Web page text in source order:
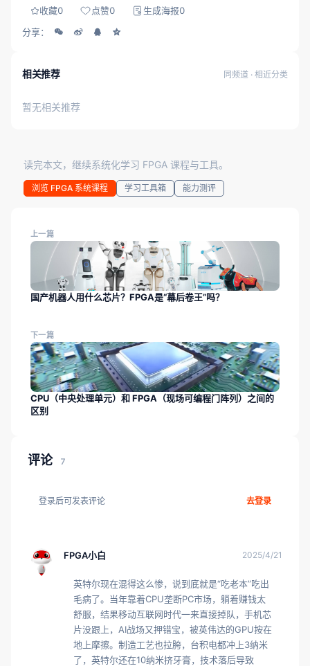
收藏0 点赞0 生成海报0
分享：
相关推荐 同频道 · 相近分类
暂无相关推荐
读完本文，继续系统化学习 FPGA 课程与工具。
浏览 FPGA 系统课程 学习工具箱 能力测评
上一篇
国产机器人用什么芯片？FPGA是“幕后卷王”吗？
下一篇
CPU（中央处理单元）和 FPGA（现场可编程门阵列）之间的
区别
评论 7
登录后可发表评论 去登录
FPGA小白 2025/4/21
英特尔现在混得这么惨，说到底就是“吃老本”吃出
毛病了。当年靠着CPU垄断PC市场，躺着赚钱太
舒服，结果移动互联网时代一来直接掉队，手机芯
片没跟上，AI战场又押错宝，被英伟达的GPU按在
地上摩擦。制造工艺也拉胯，台积电都冲上3纳米
了，英特尔还在10纳米挤牙膏，技术落后导致